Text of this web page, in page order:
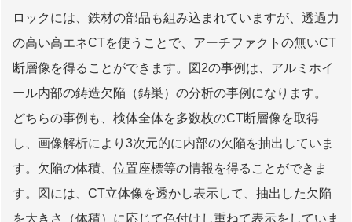
ロックには、鉄材の部品も組み込まれていますが、透過力
の高い高エネCTを使うことで、アーチファクトの無いCT
断層像を得ることができます。図2の事例は、アルミホイ
ール内部の鋳造欠陥（鋳巣）の分析の事例になります。
どちらの事例も、検体全体を多数枚のCT断層像を取得
し、画像解析により3次元的に内部の欠陥を抽出していま
す。欠陥の体積、位置座標等の情報を得ることができま
す。図には、CT立体像を透かし表示して、抽出した欠陥
を大きさ（体積）に応じて色付けし重ねて表示をしていま